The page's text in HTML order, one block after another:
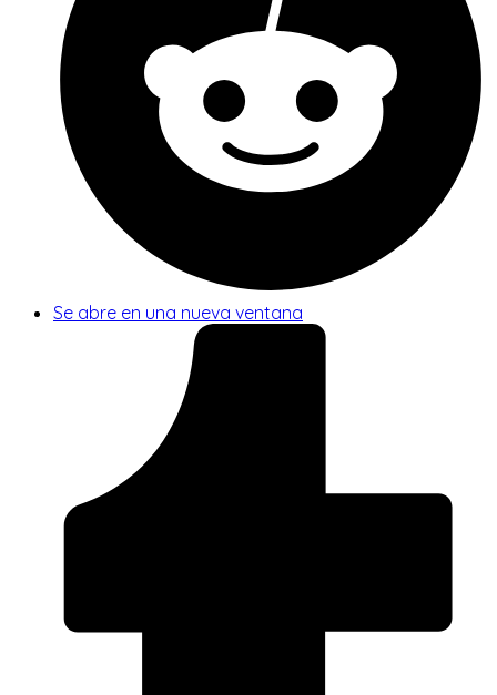
Se abre en una nueva ventana